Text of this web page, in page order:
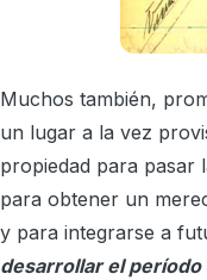
Muchos también,
un lugar a la vez
propiedad para pasar
para obtener un
y para integrarse a
desarrollar el período